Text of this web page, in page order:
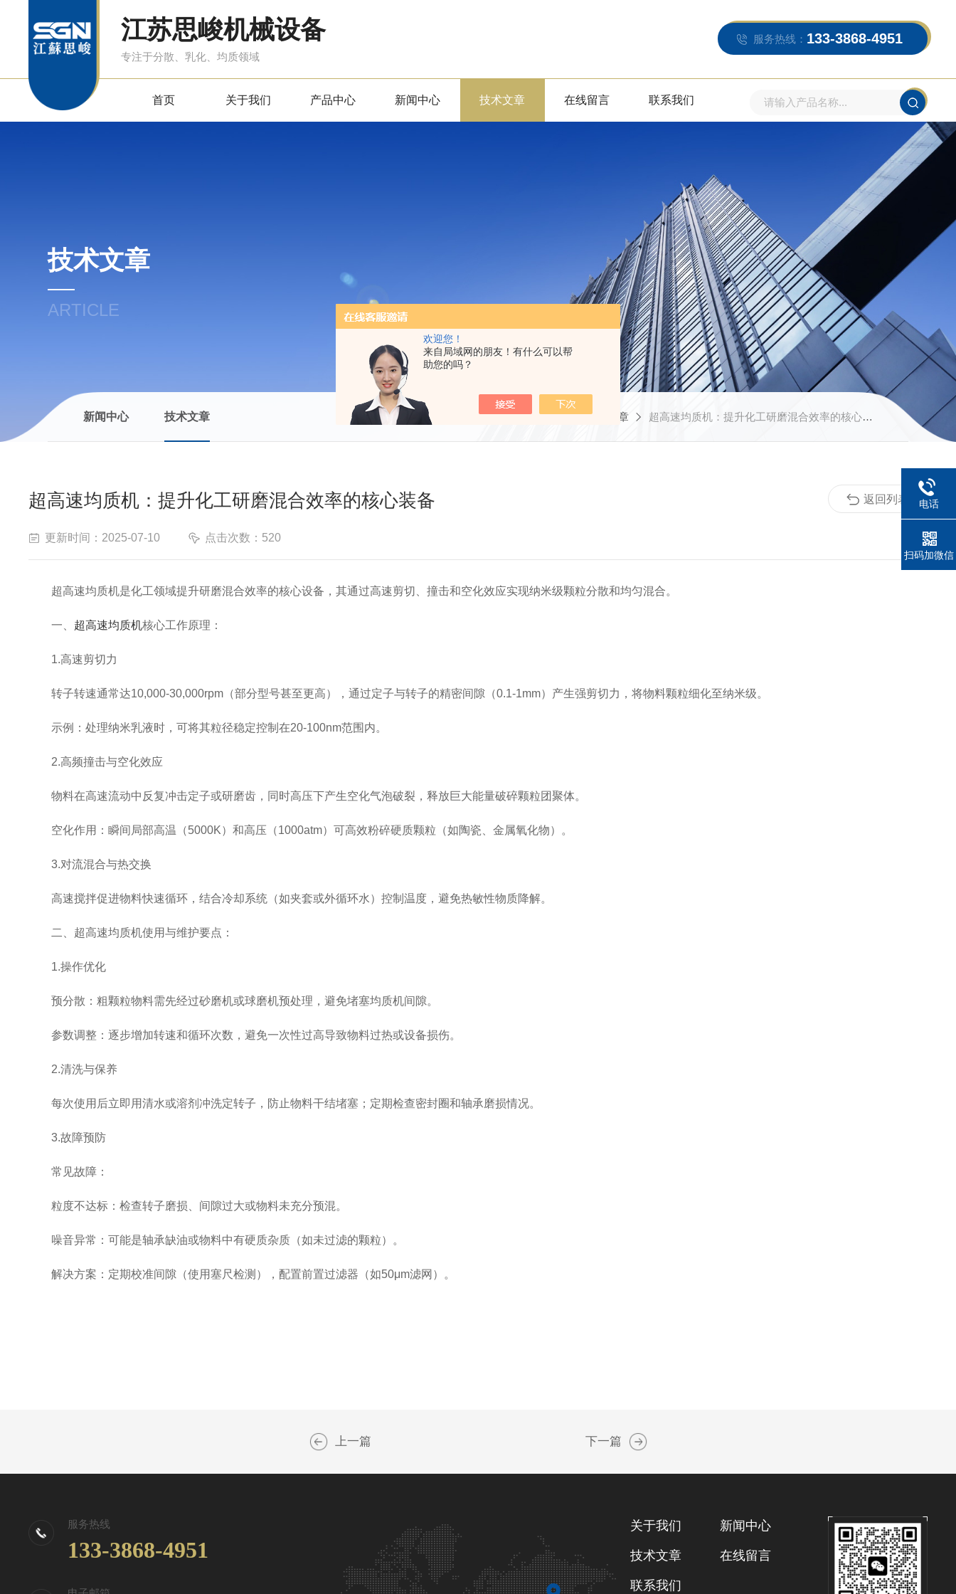
欢迎您！
来自局域网的朋友！有什么可以帮
助您的吗？
江苏思峻机械设备
专注于分散、乳化、均质领域
服务热线： 133-3868-4951
首页 关于我们 产品中心 新闻中心 技术文章 在线留言 联系我们
技术文章
ARTICLE
新闻中心 技术文章 当前位置：首页 技术文章 超高速均质机：提升化工研磨混合效率的核心装备
超高速均质机：提升化工研磨混合效率的核心装备
更新时间：2025-07-10 点击次数：520
超高速均质机是化工领域提升研磨混合效率的核心设备，其通过高速剪切、撞击和空化效应实现纳米级颗粒分散和均匀混合。
一、 超高速均质机核心工作原理：
1.高速剪切力
转子转速通常达10,000-30,000rpm（部分型号甚至更高），通过定子与转子的精密间隙（0.1-1mm）产生强剪切力，将物料颗粒细化至纳米级。
示例：处理纳米乳液时，可将其粒径稳定控制在20-100nm范围内。
2.高频撞击与空化效应
物料在高速流动中反复冲击定子或研磨齿，同时高压下产生空化气泡破裂，释放巨大能量破碎颗粒团聚体。
空化作用：瞬间局部高温（5000K）和高压（1000atm）可高效粉碎硬质颗粒（如陶瓷、金属氧化物）。
3.对流混合与热交换
高速搅拌促进物料快速循环，结合冷却系统（如夹套或外循环水）控制温度，避免热敏性物质降解。
二、超高速均质机使用与维护要点：
1.操作优化
预分散：粗颗粒物料需先经过砂磨机或球磨机预处理，避免堵塞均质机间隙。
参数调整：逐步增加转速和循环次数，避免一次性过高导致物料过热或设备损伤。
2.清洗与保养
每次使用后立即用清水或溶剂冲洗定转子，防止物料干结堵塞；定期检查密封圈和轴承磨损情况。
3.故障预防
常见故障：
粒度不达标：检查转子磨损、间隙过大或物料未充分预混。
噪音异常：可能是轴承缺油或物料中有硬质杂质（如未过滤的颗粒）。
解决方案：定期校准间隙（使用塞尺检测），配置前置过滤器（如50μm滤网）。
返回列表
上一篇 下一篇
服务热线
133-3868-4951
关于我们 新闻中心
技术文章 在线留言
联系我们
电话
扫码加微信